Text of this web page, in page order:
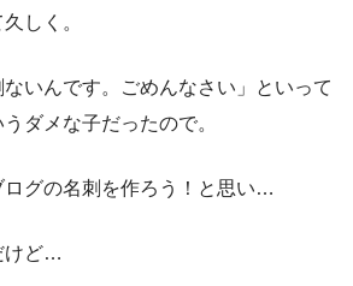
しく。
いんです。ごめんなさい」といって
ダメな子だったので。
ログの名刺を作ろう！と思い…
けど…